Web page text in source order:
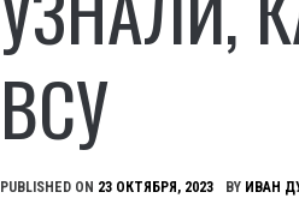
ВСУ
PUBLISHED ON 23 ОКТЯБРЯ, 2023 BY ИВАН